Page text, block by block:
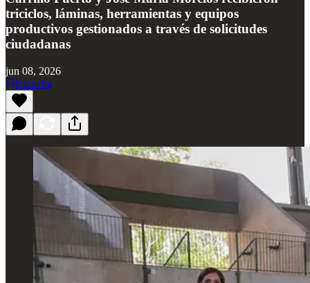
triciclos, láminas, herramientas y equipos
productivos gestionados a través de solicitudes
ciudadanas
jun 08, 2026
Escucha